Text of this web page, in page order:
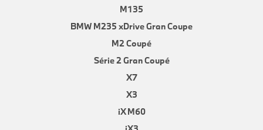
M135
BMW M235 xDrive Gran Coupe
M2 Coupé
Série 2 Gran Coupé
X7
X3
iX M60